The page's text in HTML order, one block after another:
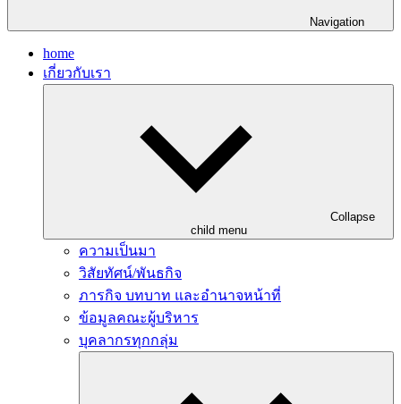
Navigation
home
เกี่ยวกับเรา
Collapse
child menu
ความเป็นมา
วิสัยทัศน์/พันธกิจ
ภารกิจ บทบาท และอำนาจหน้าที่
ข้อมูลคณะผู้บริหาร
บุคลากรทุกกลุ่ม